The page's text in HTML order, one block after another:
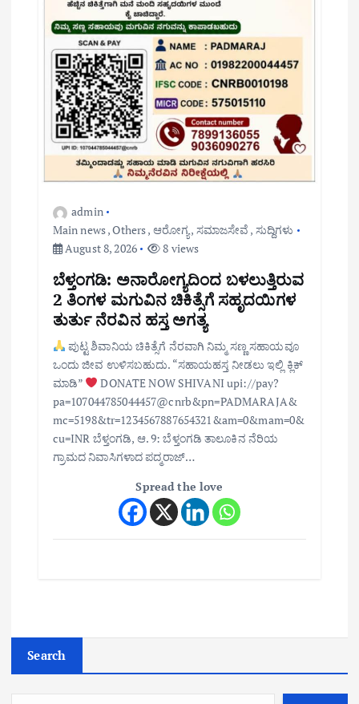
admin
Main news,Others, ಆರೋಗ್ಯ, ಸಮಾಜಸೇವೆ , ಸುದ್ದಿಗಳು
August 8, 2026
8 views
ಬೆಳ್ತಂಗಡಿ: ಅನಾರೋಗ್ಯದಿಂದ ಬಳಲುತ್ತಿರುವ
2 ತಿಂಗಳ ಮಗುವಿನ ಚಿಕಿತ್ಸೆಗೆ ಸಹೃದಯಿಗಳ
ತುರ್ತು ನೆರವಿನ ಹಸ್ತ ಅಗತ್ಯ
ಪುಟ್ಟ ಶಿವಾನಿಯ ಚಿಕಿತ್ಸೆಗೆ ನೆರವಾಗಿ ನಿಮ್ಮ ಸಣ್ಣ ಸಹಾಯವೂ
ಒಂದು ಜೀವ ಉಳಿಸಬಹುದು. “ಸಹಾಯಹಸ್ತ ನೀಡಲು ಇಲ್ಲಿ ಕ್ಲಿಕ್
ಮಾಡಿ”
DONATE NOW SHIVANI upi://pay?
pa=107044785044457@cnrb&pn=PADMARAJA&
mc=5198&tr=1234567887654321&am=0&mam=0&
cu=INR ಬೆಳ್ತಂಗಡಿ, ಆ. 9: ಬೆಳ್ತಂಗಡಿ ತಾಲೂಕಿನ ನೆರಿಯ
ಗ್ರಾಮದ ನಿವಾಸಿಗಳಾದ ಪದ್ಮರಾಜ್…
Spread the love
Search